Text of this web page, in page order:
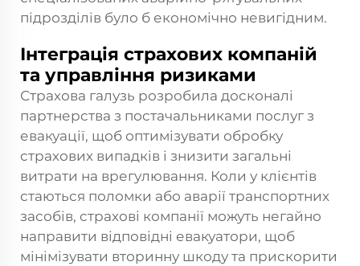
підрозділів було б економічно невигідним.
Інтеграція страхових компаній
та управління ризиками
Страхова галузь розробила досконалі
партнерства з постачальниками послуг з
евакуації, щоб оптимізувати обробку
страхових випадків і знизити загальні
витрати на врегулювання. Коли у клієнтів
стаються поломки або аварії транспортних
засобів, страхові компанії можуть негайно
направити відповідні евакуатори, щоб
мінімізувати вторинну шкоду та прискорити